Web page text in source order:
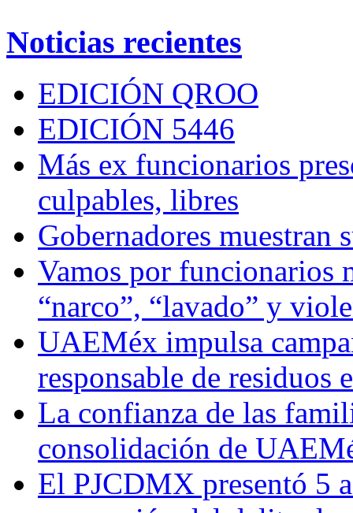
Noticias recientes
EDICIÓN QROO
EDICIÓN 5446
Más ex funcionarios
culpables, libres
Gobernadores muestran
Vamos por funcionarios
“narco”, “lavado” y
UAEMéx impulsa
responsable de residuos
La confianza de las
consolidación de
El PJCDMX presentó 5